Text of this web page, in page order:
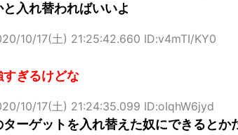
入れ替わればいいよ
10/17(土) 21:25:42.660 ID:v4mTI/KY0
すぎるけどな
10/17(土) 21:24:35.099 ID:oIqhW6jyd
ーゲットを入れ替えた奴にできるとか